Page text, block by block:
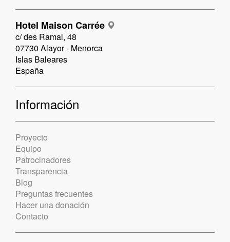
Hotel Maison Carrée
c/ des Ramal, 48
07730 Alayor - Menorca
Islas Baleares
España
Información
Proyecto
Equipo
Patrocinadores
Transparencia
Blog
Preguntas frecuentes
Hacer una donación
Contacto